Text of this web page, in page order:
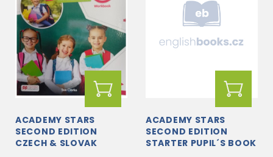
ACADEMY STARS
SECOND EDITION
CZECH & SLOVAK
ACADEMY STARS
SECOND EDITION
STARTER PUPIL´S BOOK